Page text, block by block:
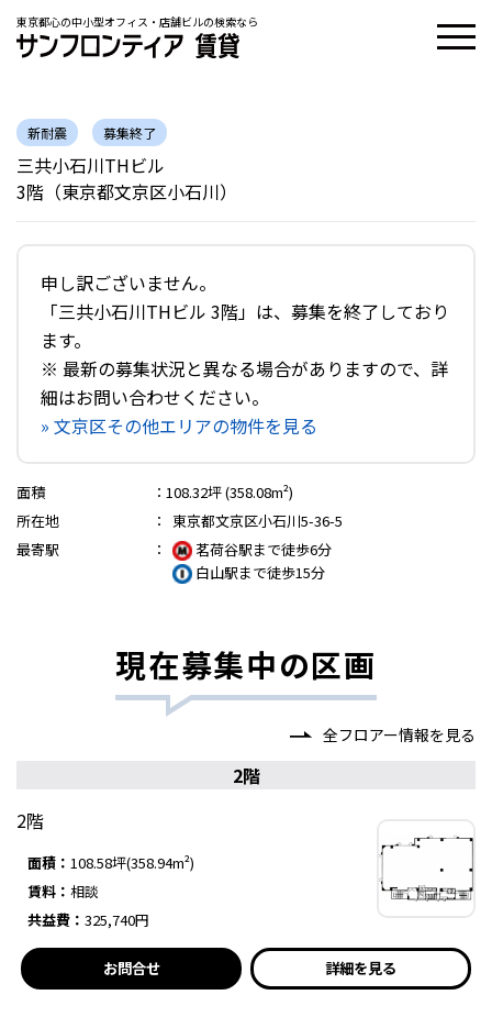
東京都心の中小型オフィス・店舗ビルの検索なら
新耐震 募集終了
三共小石川THビル
3階（東京都文京区小石川）
申し訳ございません。
「三共小石川THビル 3階」は、募集を終了しており
ます。
※ 最新の募集状況と異なる場合がありますので、詳
細はお問い合わせください。
» 文京区その他エリアの物件を見る
面積 ： 108.32坪 (358.08m²)
所在地
：
東京都文京区小石川5-36-5
最寄駅
：
茗荷谷駅まで徒歩6分
白山駅まで徒歩15分
現在募集中の区画
全フロアー情報を見る
2階
2階
面積： 108.58坪(358.94m²)
賃料： 相談
共益費： 325,740円
お問合せ 詳細を見る